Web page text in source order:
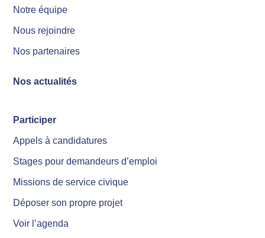
Notre équipe
Nous rejoindre
Nos partenaires
Nos actualités
Participer
Appels à candidatures
Stages pour demandeurs d’emploi
Missions de service civique
Déposer son propre projet
Voir l’agenda